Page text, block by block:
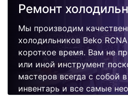
Ремонт
Мы производим
холодильников Beko
короткое время. Вам не
или иной инструмент
мастеров всегда с собой
инвентарь и все самые